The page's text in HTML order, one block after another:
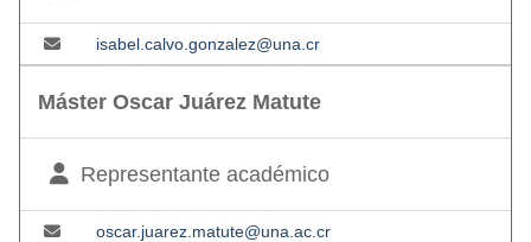
isabel.calvo.gonzalez@una.cr
Máster Oscar Juárez Matute
Representante académico
oscar.juarez.matute@una.ac.cr